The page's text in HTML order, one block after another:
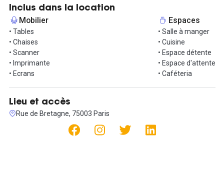
plus, vous bénéficierez d'une grande flexibilité concernant vos
horaires de travail, avec une vaste sélection de forfaits adaptés
aux besoins de chaque membre de notre communauté.
Pour plus d'informations ou pour organiser une visite, n'hésitez
pas à nous contacter !
Inclus dans la location
Mobilier
• Tables
• Chaises
• Scanner
• Imprimante
• Ecrans
Espaces
• Salle à manger
• Cuisine
• Espace détente
• Espace d'attente
• Caféteria
Lieu et accès
Rue de Bretagne, 75003 Paris